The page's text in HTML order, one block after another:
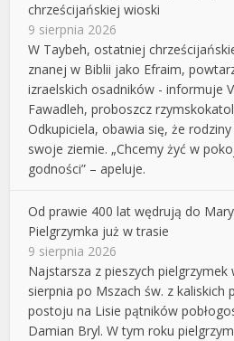
chrześcijańskiej wioski
9 sierpnia 2026
W Taybeh, ostatniej
znanej w Biblii jako Efraim,
izraelskich osadników - informuje
Fawadleh, proboszcz
Odkupiciela, obawia się, że
swoje ziemie. „Chcemy żyć w
godności” – apeluje.
Od prawie 400 lat wędrują do
Pielgrzymka już w trasie
9 sierpnia 2026
Najstarsza z pieszych pielgrzymek
sierpnia po Mszach św. z kaliskich
postoju na Lisie pątników
Damian Bryl. W tym roku